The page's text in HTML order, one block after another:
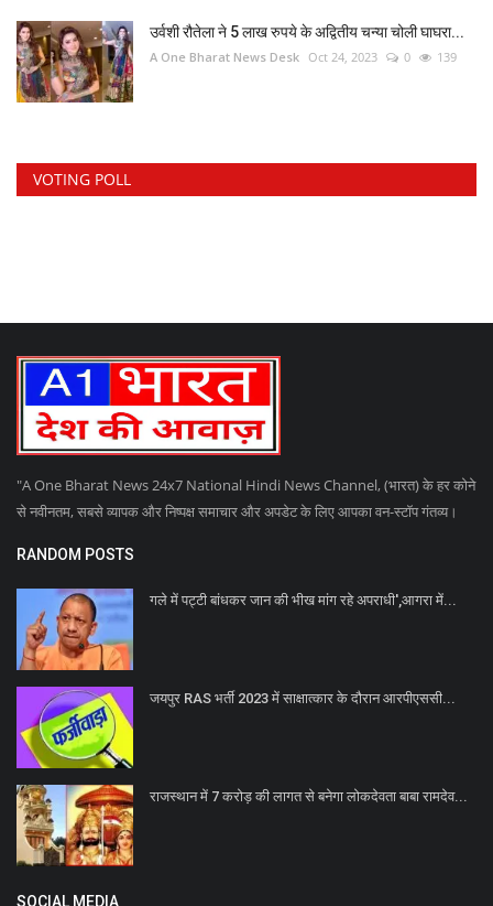
उर्वशी रौतेला ने 5 लाख रुपये के अद्वितीय चन्या चोली घाघरा...
A One Bharat News Desk Oct 24, 2023 0 139
VOTING POLL
"A One Bharat News 24x7 National Hindi News Channel, (भारत) के हर कोने
से नवीनतम, सबसे व्यापक और निष्पक्ष समाचार और अपडेट के लिए आपका वन-स्टॉप गंतव्य।
RANDOM POSTS
गले में पट्टी बांधकर जान की भीख मांग रहे अपराधी',आगरा में...
जयपुर RAS भर्ती 2023 में साक्षात्कार के दौरान आरपीएससी...
राजस्थान में 7 करोड़ की लागत से बनेगा लोकदेवता बाबा रामदेव...
SOCIAL MEDIA